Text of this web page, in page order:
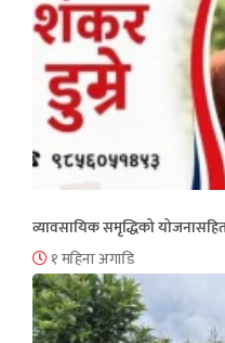
व्यावसायिक समृद्धिको
१ महिना अगाडि